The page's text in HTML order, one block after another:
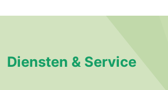
Diensten & Service